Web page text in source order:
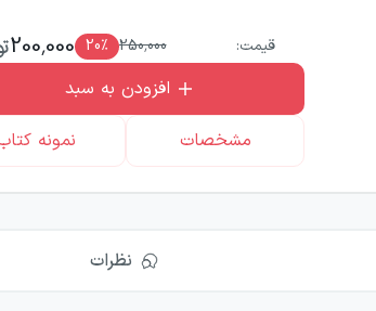
قیمت: 250,000
20٪ 200,000
افزودن به سبد
مشخصات
نمونه
نظرات